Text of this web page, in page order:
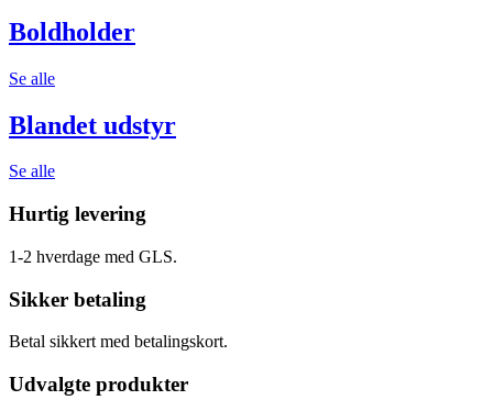
Boldholder
Se alle
Blandet udstyr
Se alle
Hurtig levering
1-2 hverdage med GLS.
Sikker betaling
Betal sikkert med betalingskort.
Udvalgte produkter